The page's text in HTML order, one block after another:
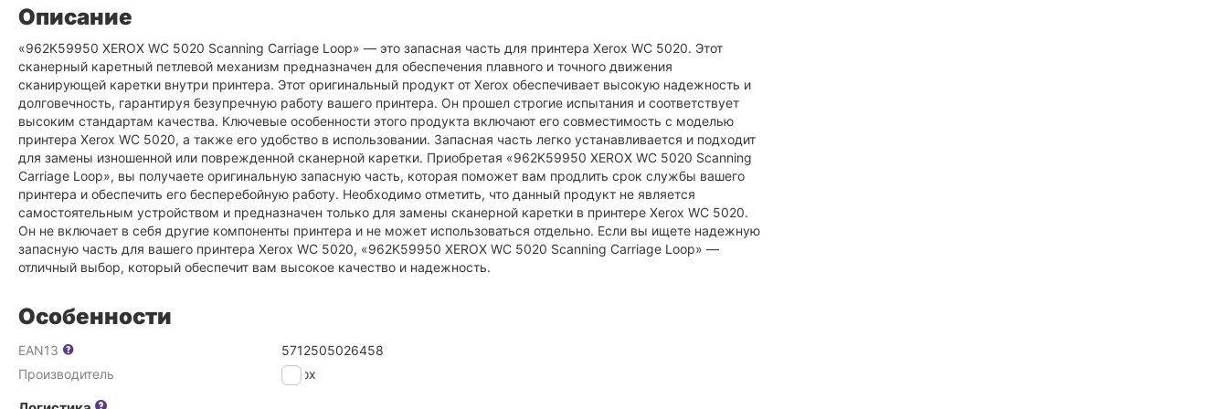
Описание
«962K59950 XEROX WC 5020 Scanning Carriage Loop» — это запасная часть для принтера Xerox WC 5020. Этот
сканерный каретный петлевой механизм предназначен для обеспечения плавного и точного движения
сканирующей каретки внутри принтера. Этот оригинальный продукт от Xerox обеспечивает высокую надежность и
долговечность, гарантируя безупречную работу вашего принтера. Он прошел строгие испытания и соответствует
высоким стандартам качества. Ключевые особенности этого продукта включают его совместимость с моделью
принтера Xerox WC 5020, а также его удобство в использовании. Запасная часть легко устанавливается и подходит
для замены изношенной или поврежденной сканерной каретки. Приобретая «962K59950 XEROX WC 5020 Scanning
Carriage Loop», вы получаете оригинальную запасную часть, которая поможет вам продлить срок службы вашего
принтера и обеспечить его бесперебойную работу. Необходимо отметить, что данный продукт не является
самостоятельным устройством и предназначен только для замены сканерной каретки в принтере Xerox WC 5020.
Он не включает в себя другие компоненты принтера и не может использоваться отдельно. Если вы ищете надежную
запасную часть для вашего принтера Xerox WC 5020, «962K59950 XEROX WC 5020 Scanning Carriage Loop» —
отличный выбор, который обеспечит вам высокое качество и надежность.
Особенности
EAN13
5712505026458
Производитель
Xerox